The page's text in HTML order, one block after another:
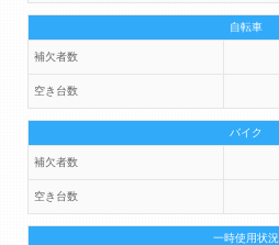
自転車
補欠者数
空き台数
バイク
補欠者数
空き台数
一時使用状況